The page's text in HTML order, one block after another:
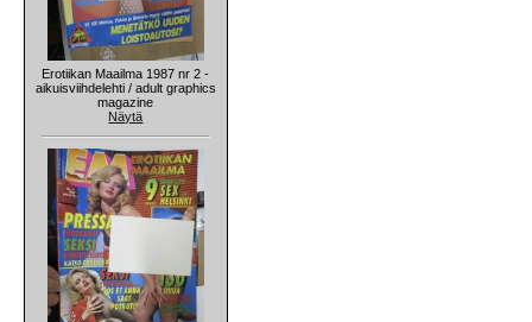
Erotiikan Maailma 1987 nr 2 -
aikuisviihdelehti / adult graphics
magazine
Näytä